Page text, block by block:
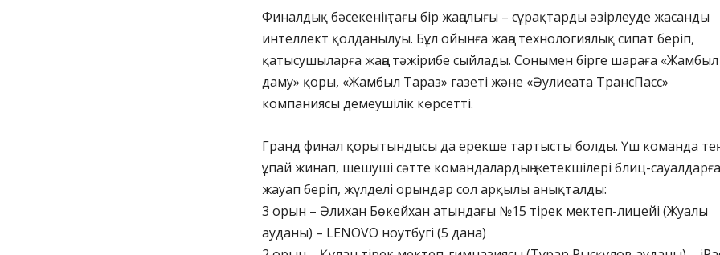
Финалдық бәсекенің тағы бір жаңалығы – сұрақтарды әзірлеуде жасанды
интеллект қолданылуы. Бұл ойынға жаңа технологиялық сипат беріп,
қатысушыларға жаңа тәжірибе сыйлады. Сонымен бірге шараға «Жамбыл
даму» қоры, «Жамбыл Тараз» газеті және «Әулиеата ТрансПасс»
компаниясы демеушілік көрсетті.
Гранд финал қорытындысы да ерекше тартысты болды. Үш команда тең
ұпай жинап, шешуші сәтте командалардың жетекшілері блиц-сауалдарға
жауап беріп, жүлделі орындар сол арқылы анықталды:
3 орын – Әлихан Бөкейхан атындағы №15 тірек мектеп-лицейі (Жуалы
ауданы) – LENOVO ноутбугі (5 дана)